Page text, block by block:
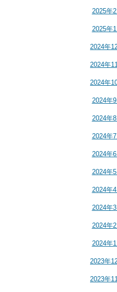
2025年2
2025年1
2024年
2024年
2024年
2024年9
2024年8
2024年7
2024年6
2024年5
2024年4
2024年3
2024年2
2024年1
2023年
2023年